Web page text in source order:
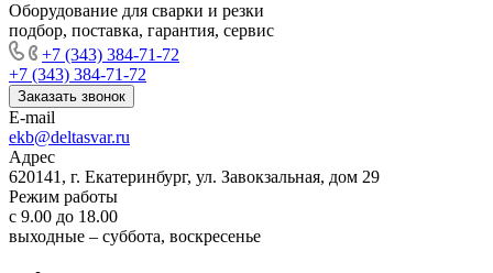
Оборудование для сварки и резки
подбор, поставка, гарантия, сервис
+7 (343) 384-71-72
+7 (343) 384-71-72
Заказать звонок
E-mail
ekb@deltasvar.ru
Адрес
620141, г. Екатеринбург, ул. Завокзальная, дом 29
Режим работы
с 9.00 до 18.00
выходные – суббота, воскресенье